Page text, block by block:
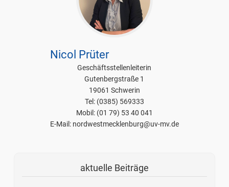
Nicol Prüter
Geschäftsstellenleiterin
Gutenbergstraße 1
19061 Schwerin
Tel: (0385) 569333
Mobil: (01 79) 53 40 041
E-Mail: nordwestmecklenburg@uv-mv.de
aktuelle Beiträge